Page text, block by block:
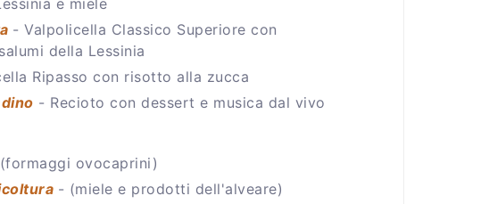
- Valpolicella Classico Superiore con
della Lessinia
Ripasso con risotto alla zucca
- Recioto con dessert e musica dal vivo
(formaggi ovocaprini)
- (miele e prodotti dell'alveare)